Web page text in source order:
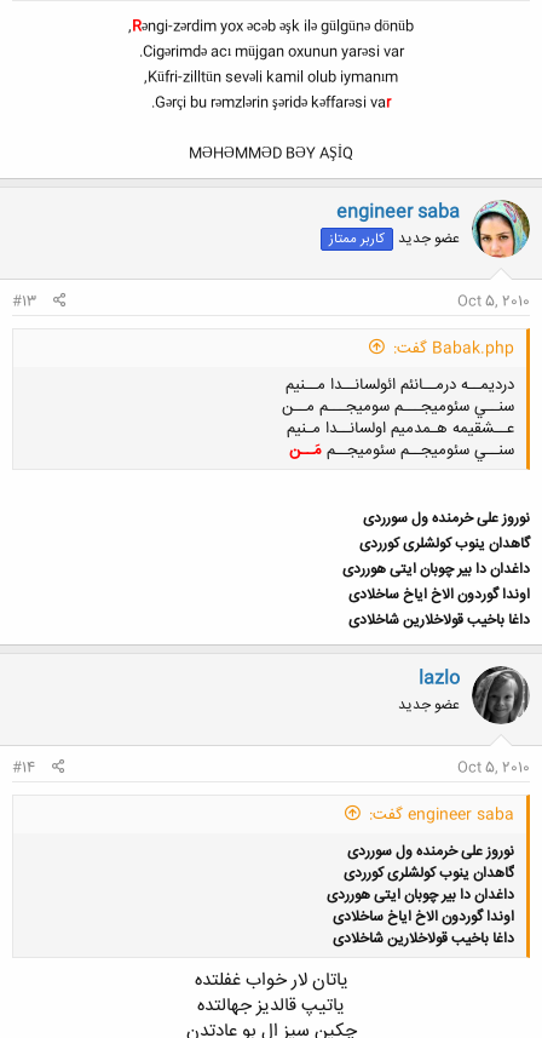
Rəngi-zərdim yox əcəb əşk ilə gülgünə dönüb,
Cigərimdə acı müjgan oxunun yarəsi var.
Küfri-zilltün sevəli kamil olub iymanım,
Gərçi bu rəmzlərin şəridə kəffarəsi var
.
MƏHƏMMƏD BƏY AŞİQ
engineer saba
عضو جدید کاربر ممتاز
Oct 5, 2010
#13
Babak.php گفت:
درديمــه درمــانئم ائولسانــدا مــنيم
سنــي سئومیجـــم سوميجـــم مــن
عــشقيمه هـمدميم اولسانــدا مـنيم
سنــي سئوميجــم سئوميجــممَــن
نوروز علی خرمنده ول سورردی
گاهدان ینوب کولشلری کورردی
داغدان دا بیر چوبان ایتی هورردی
اوندا گوردون الاخ ایاخ ساخلادی
داغا باخیب قولاخلارین شاخلادی
lazlo
عضو جدید
Oct 5, 2010
#14
engineer saba گفت:
نوروز علی خرمنده ول سورردی
گاهدان ینوب کولشلری کورردی
داغدان دا بیر چوبان ایتی هورردی
اوندا گوردون الاخ ایاخ ساخلادی
داغا باخیب قولاخلارین شاخلادی
یاتان لار خواب غفلتده​
یاتیپ قالدیز جهالتده​
چکین سیز ال بو عادتدن​